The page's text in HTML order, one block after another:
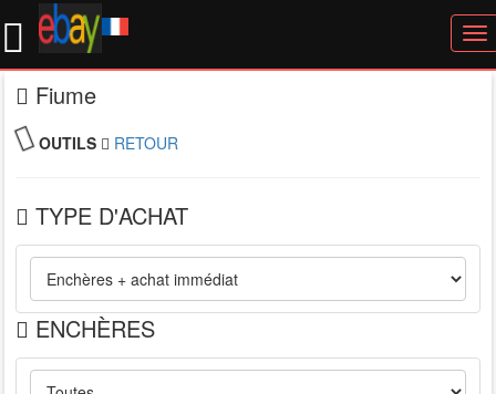
Fiume
OUTILS RETOUR
TYPE D'ACHAT
ENCHÈRES